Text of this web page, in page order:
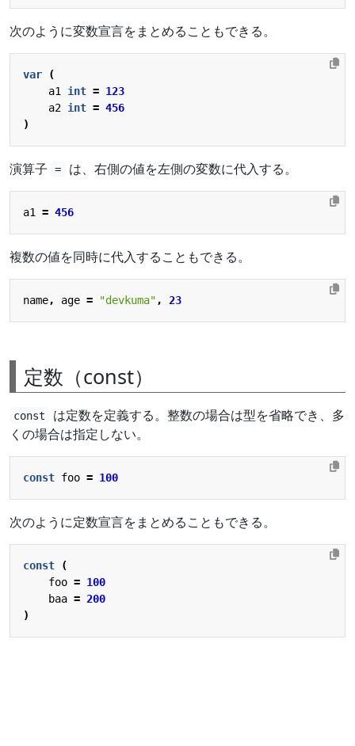
次のように変数宣言をまとめることもできる。
var
(
a1
int = 123
a2 int = 456
)
演算子 = は、右側の値を左側の変数に代入する。
a1 = 456
複数の値を同時に代入することもできる。
name, age = "devkuma" , 23
定数（const）
const
は定数を定義する。整数の場合は型を省略でき、多
くの場合は指定しない。
const foo = 100
次のように定数宣言をまとめることもできる。
const
(
foo = 100
baa = 200
)